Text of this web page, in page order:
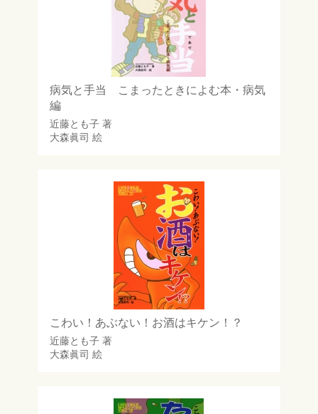
病気と手当 こまったときによむ本・病気
編
近藤とも子著
大森眞司 絵
こわい！あぶない！お酒はキケン！？
近藤とも子著
大森眞司 絵